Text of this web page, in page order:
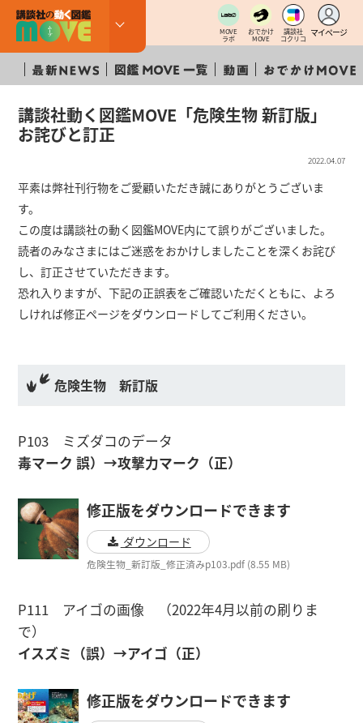
MOVE
ラボ
おでかけ
MOVE
講談社
コクリコ
マイページ
講談社動く図鑑MOVE「危険生物 新訂版」
お詫びと訂正
2022.04.07
平素は弊社刊行物をご愛顧いただき誠にありがとうございま
す。
この度は講談社の動く図鑑MOVE内にて誤りがございました。
読者のみなさまにはご迷惑をおかけしましたことを深くお詫び
し、訂正させていただきます。
恐れ入りますが、下記の正誤表をご確認いただくともに、よろ
しければ修正ページをダウンロードしてご利用ください。
危険生物 新訂版
P103 ミズダコのデータ
毒マーク 誤）→攻撃力マーク（正）
修正版をダウンロードできます
ダウンロード
危険生物_新訂版_修正済みp103.pdf (8.55 MB)
P111 アイゴの画像 （2022年4月以前の刷りま
で）
イスズミ（誤）→アイゴ（正）
修正版をダウンロードできます